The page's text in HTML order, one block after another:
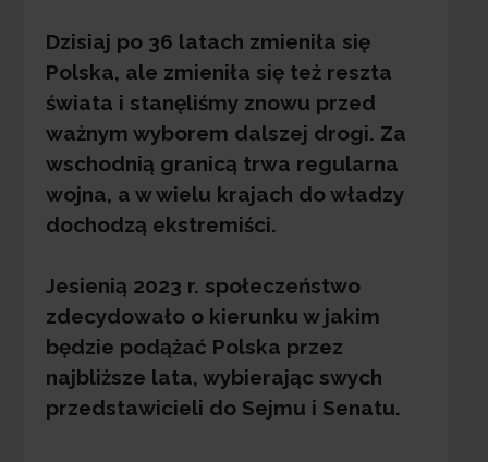
Dzisiaj po 36 latach zmieniła się
Polska, ale zmieniła się też reszta
świata i stanęliśmy znowu przed
ważnym wyborem dalszej drogi. Za
wschodnią granicą trwa regularna
wojna, a w wielu krajach do władzy
dochodzą ekstremiści.
Jesienią 2023 r. społeczeństwo
zdecydowało o kierunku w jakim
będzie podążać Polska przez
najbliższe lata, wybierając swych
przedstawicieli do Sejmu i Senatu.